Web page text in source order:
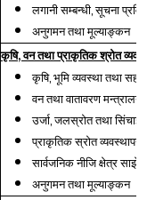
लगानी सम्बन्धी,सूचना
अनुगमन तथा मूल्याङ्कन
कृषि,वन तथा प्राकृतिक श्रोत
कृषि, भूमि व्यवस्था तथा
वन तथा वातावरण मन्त्रालय
उर्जा,जलस्रोत तथा सिंचाई
प्राकृतिक स्रोत व्यवस्थापन
सार्वजनिक नीजि क्षेत्र
अनुगमन तथा मूल्याङ्कन